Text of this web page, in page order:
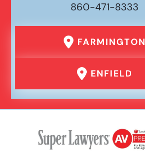
860-471-8333
FARMINGTON
ENFIELD